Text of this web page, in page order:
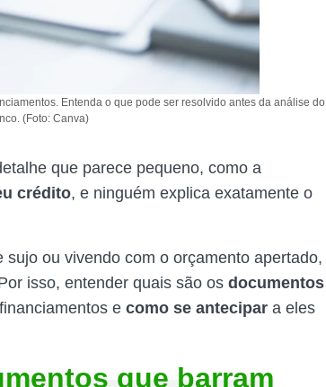
Entenda o que pode ser resolvido antes da análise do
(Foto: Canva)
que parece pequeno, como a
crédito, e ninguém explica exatamente o
ou vivendo com o orçamento apertado,
isso, entender quais são os documentos
e como se antecipar a eles
que barram